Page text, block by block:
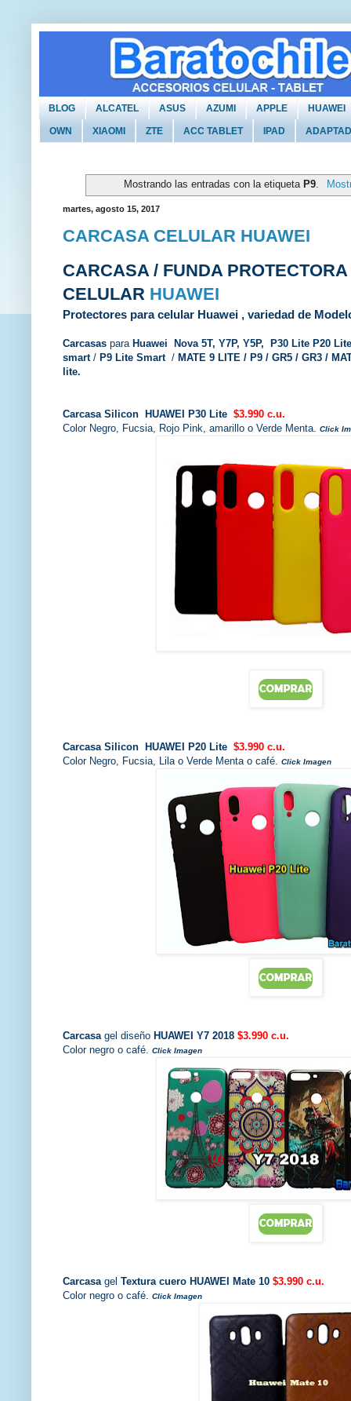
BLOG ALCATEL ASUS AZUMI APPLE HUAWEI
OWN XIAOMI ZTE ACC TABLET IPAD
Mostrando las entradas con la etiquetaP9
martes, agosto 15, 2017
CARCASA CELULAR HUAWEI
CARCASA / FUNDA PROTECTORA
CELULAR HUAWEI
Protectores para celular Huawei , variedad de
Carcasas para Huawei Nova 5T, Y7P, Y5P, P30 Lite P20
smart / P9 Lite Smart/ MATE 9 LITE / P9 / GR5 / GR3 /
lite.
Carcasa Silicon HUAWEI P30 Lite $3.990 c.u.
Color Negro, Fucsia, Rojo Pink, amarillo o Verde Menta. Click
Carcasa Silicon HUAWEI P20 Lite $3.990 c.u.
Color Negro, Fucsia, Lila o Verde Menta o café. Click Imagen
Carcasa gel diseño HUAWEI Y7 2018 $3.990 c.u.
Color negro o café. Click Imagen
Carcasagel Textura cuero HUAWEI Mate 10 $3.990 c.u.
Color negro o café. Click Imagen